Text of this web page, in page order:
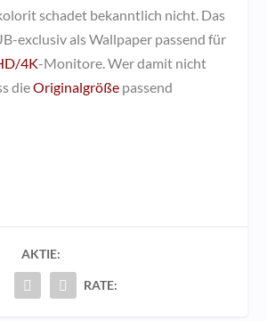
schadet bekanntlich nicht. Das
exclusiv als Wallpaper passend für
4K-Monitore. Wer damit nicht
dieOriginalgrößepassend
AKTIE:
RATE: